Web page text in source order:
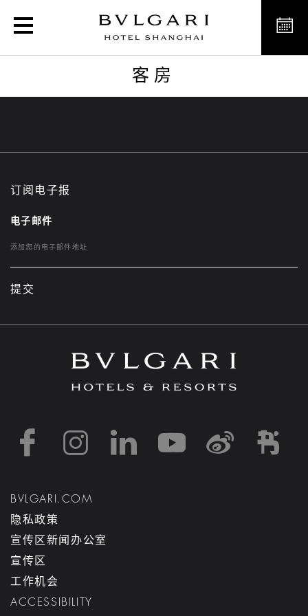
客房
客房
订阅电子报
电子邮件
提交
https://https://https://
https://
BVLGARI.COM
隐私政策
宣传区新闻办公室
宣传区
工作机会
ACCESSIBILITY